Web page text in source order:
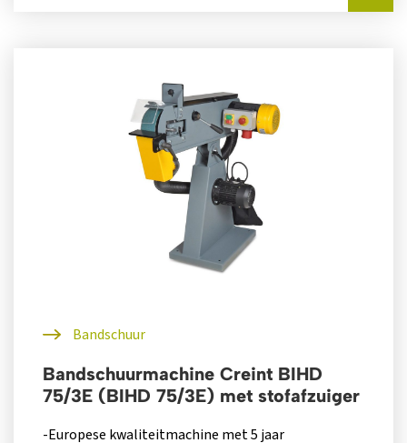
Bandschuur
Bandschuurmachine Creint BIHD
75/3E (BIHD 75/3E) met stofafzuiger
-Europese kwaliteitmachine met 5 jaar